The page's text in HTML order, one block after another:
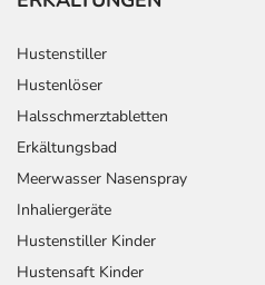
Hustenstiller
Hustenlöser
Halsschmerztabletten
Erkältungsbad
Meerwasser Nasenspray
Inhaliergeräte
Hustenstiller Kinder
Hustensaft Kinder